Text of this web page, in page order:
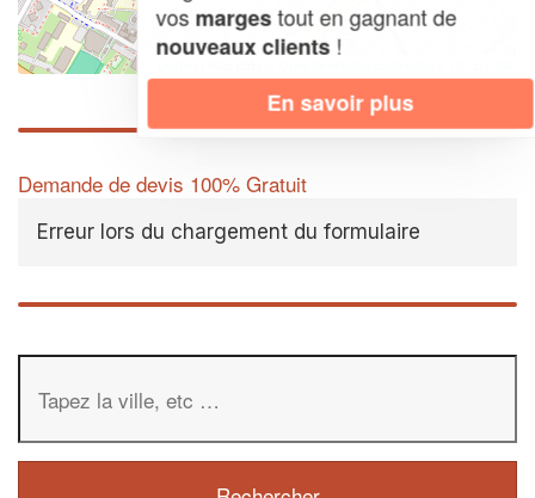
Demande de devis 100% Gratuit
Erreur lors du chargement du formulaire
vosmargestout en gagnant de
nouveaux clients!
En savoir plus